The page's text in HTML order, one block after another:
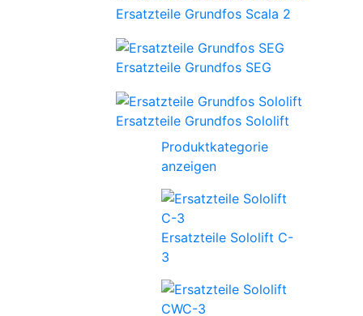
Ersatzteile Grundfos Scala 2
Ersatzteile Grundfos SEG
Ersatzteile Grundfos Sololift
Produktkategorie
anzeigen
Ersatzteile Sololift C-
3